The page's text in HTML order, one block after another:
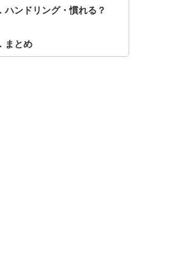
ハンドリング・慣れる？
とめ